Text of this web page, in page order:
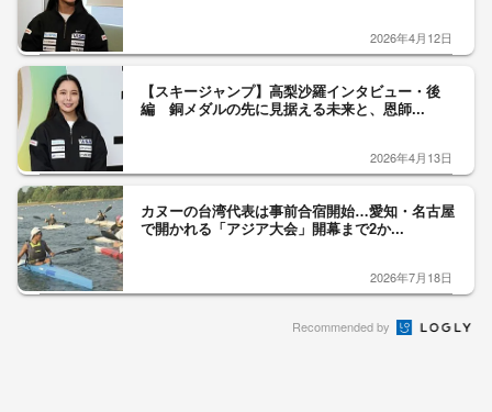
2026年4月12日
【スキージャンプ】高梨沙羅インタビュー・後
編 銅メダルの先に見据える未来と、恩師...
2026年4月13日
カヌーの台湾代表は事前合宿開始…愛知・名古屋
で開かれる「アジア大会」開幕まで2か...
2026年7月18日
Recommended by